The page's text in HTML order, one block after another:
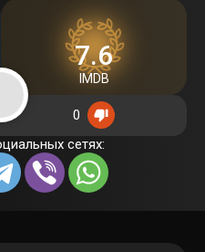
7.6
IMDB
0
сетях: